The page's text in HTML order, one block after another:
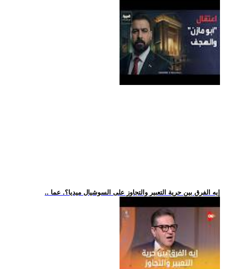
.. إيه الفرق بين حرية التعبير والتجاوز على السوشيال ميديا؟. عما